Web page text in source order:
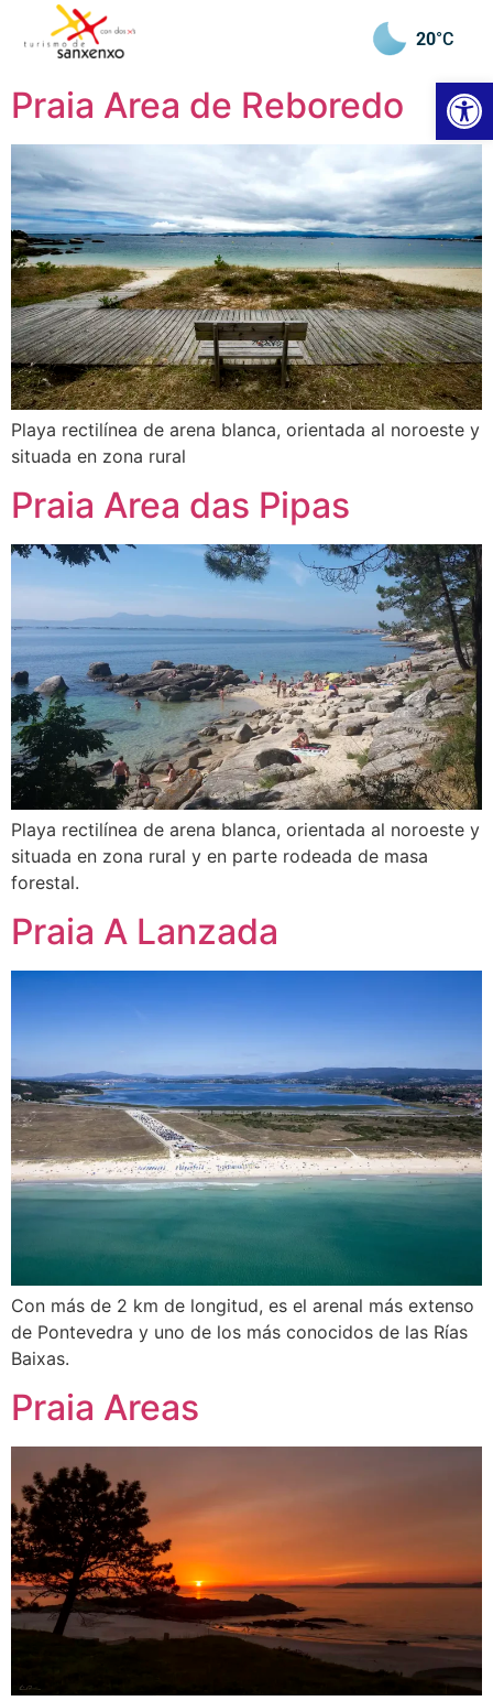
20°C
Praia Area de Reboredo
Playa rectilínea de arena blanca, orientada al noroeste y
situada en zona rural
Praia Area das Pipas
Playa rectilínea de arena blanca, orientada al noroeste y
situada en zona rural y en parte rodeada de masa
forestal.
Praia A Lanzada
Con más de 2 km de longitud, es el arenal más extenso
de Pontevedra y uno de los más conocidos de las Rías
Baixas.
Praia Areas
Abrir